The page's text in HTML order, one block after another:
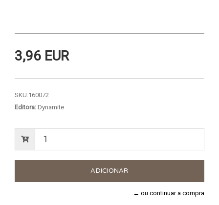
3,96 EUR
SKU:160072
Editora: Dynamite
← ou continuar a compra